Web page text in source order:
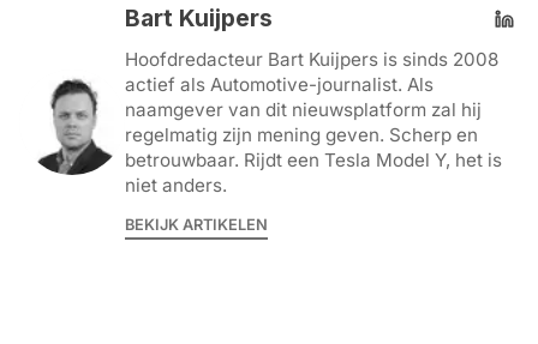
Bart Kuijpers
Hoofdredacteur Bart Kuijpers is sinds 2008
actief als Automotive-journalist. Als
naamgever van dit nieuwsplatform zal hij
regelmatig zijn mening geven. Scherp en
betrouwbaar. Rijdt een Tesla Model Y, het is
niet anders.
BEKIJK ARTIKELEN